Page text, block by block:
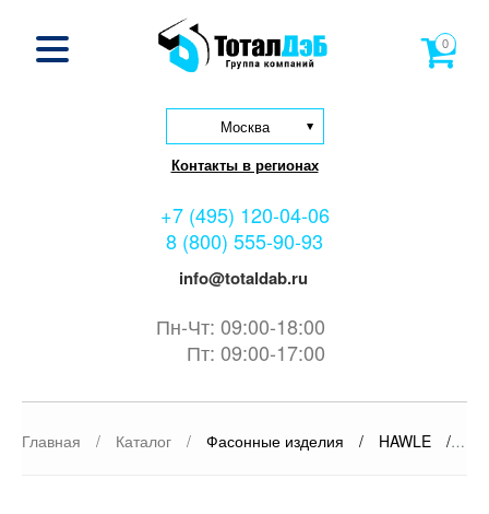
Москва
Контакты в регионах
+7 (495) 120-04-06
8 (800) 555-90-93
info@totaldab.ru
Пн-Чт: 09:00-18:00
Пт: 09:00-17:00
0
Главная / Каталог / Фасонные изделия / HAWLE /